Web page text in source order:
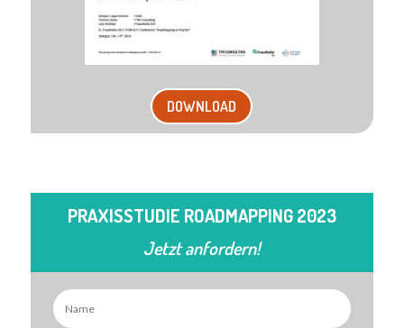
DOWNLOAD
PRAXISSTUDIE ROADMAPPING 2023
Jetzt anfordern!